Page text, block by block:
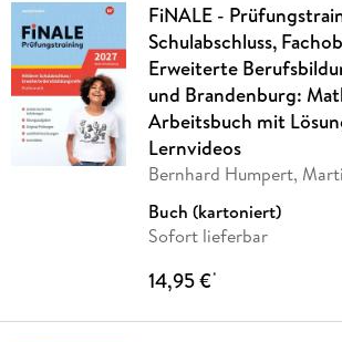
FiNALE -
Schulabschluss,
Erweiterte
und Brandenburg:
Arbeitsbuch mit
Lernvideos
Bernhard Humpert,
Buch (kartoniert)
Sofort lieferbar
14,95 €*